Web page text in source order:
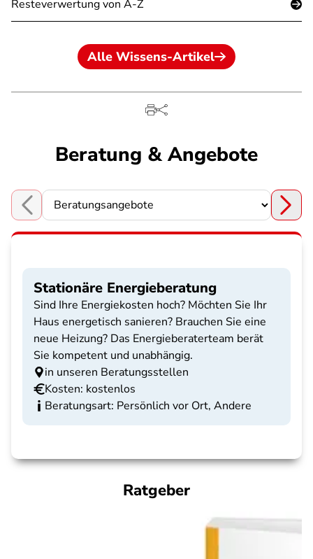
Resteverwertung von A-Z
Alle Wissens-Artikel
Beratung & Angebote
Choose a section
Stationäre Energieberatung
Sind Ihre Energiekosten hoch? Möchten Sie Ihr
Haus energetisch sanieren? Brauchen Sie eine
neue Heizung? Das Energieberaterteam berät
Sie kompetent und unabhängig.
in unseren Beratungsstellen
Kosten: kostenlos
Beratungsart: Persönlich vor Ort, Andere
Ratgeber